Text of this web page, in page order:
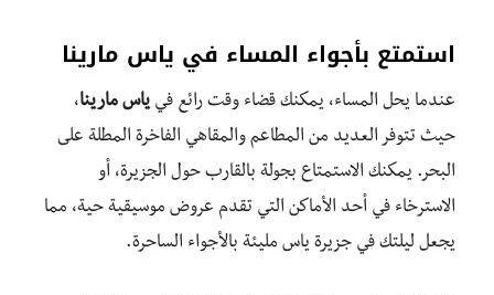
استمتع بأجواء المساء في ياس مارينا
عندما يحل المساء، يمكنك قضاء وقت رائع فيياس مارينا،
حيث تتوفر العديد من المطاعم والمقاهي الفاخرة المطلة على
البحر. يمكنك الاستمتاع بجولة بالقارب حول الجزيرة، أو
الاسترخاء في أحد الأماكن التي تقدم عروض موسيقية حية، مما
يجعل ليلتك في جزيرة ياس مليئة بالأجواء الساحرة.